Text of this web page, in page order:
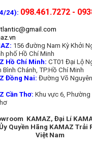
24): 098.461.7272 -
156 đường Nam Kỳ Khởi
phố Hồ Chí Minh
Hồ Chí Minh: CT01 Đại Lộ
Bình Chánh, TP.Hồ Chí Minh
Đồng Nai: Đường Võ
Cần Thơ: Khu vực 6, Phường
KAMAZ, Đại Lí
Quyền Hãng KAMAZ Trải
Việt Nam